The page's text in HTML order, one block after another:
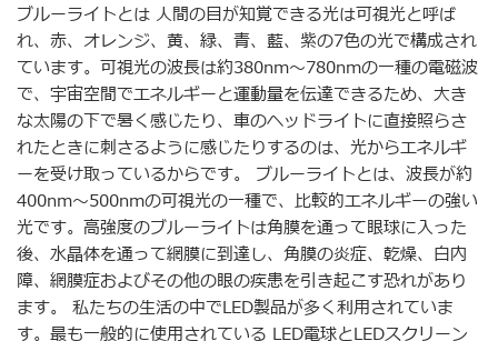
ブルーライトとは 人間の目が知覚できる光は可視光と呼ば
れ、赤、オレンジ、黄、緑、青、藍、紫の7色の光で構成され
ています。可視光の波長は約380nm～780nmの一種の電磁波
で、宇宙空間でエネルギーと運動量を伝達できるため、大き
な太陽の下で暑く感じたり、車のヘッドライトに直接照らさ
れたときに刺さるように感じたりするのは、光からエネルギ
ーを受け取っているからです。 ブルーライトとは、波長が約
400nm～500nmの可視光の一種で、比較的エネルギーの強い
光です。高強度のブルーライトは角膜を通って眼球に入った
後、水晶体を通って網膜に到達し、角膜の炎症、乾燥、白内
障、網膜症およびその他の眼の疾患を引き起こす恐れがあり
ます。 私たちの生活の中でLED製品が多く利用されていま
す。最も一般的に使用されている LED電球とLEDスクリーン